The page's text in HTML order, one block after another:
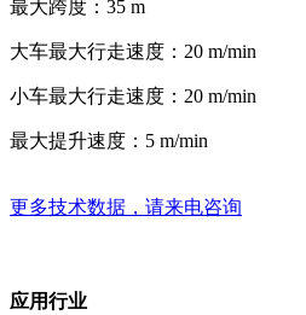
最大跨度： 35 m
大车最大行走速度： 20 m/min
小车最大行走速度： 20 m/min
最大提升速度： 5 m/min
更多技术数据，请来电咨询
应用行业